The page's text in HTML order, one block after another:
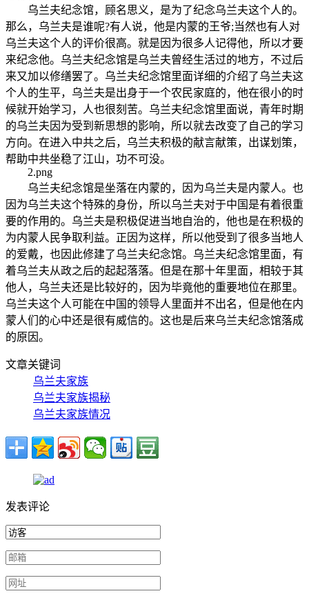
乌兰夫纪念馆，顾名思义，是为了纪念乌兰夫这个人的。
那么，乌兰夫是谁呢?有人说，他是内蒙的王爷;当然也有人对
乌兰夫这个人的评价很高。就是因为很多人记得他，所以才要
来纪念他。乌兰夫纪念馆是乌兰夫曾经生活过的地方，不过后
来又加以修缮罢了。乌兰夫纪念馆里面详细的介绍了乌兰夫这
个人的生平，乌兰夫是出身于一个农民家庭的，他在很小的时
候就开始学习，人也很刻苦。乌兰夫纪念馆里面说，青年时期
的乌兰夫因为受到新思想的影响，所以就去改变了自己的学习
方向。在进入中共之后，乌兰夫积极的献言献策，出谋划策，
帮助中共坐稳了江山，功不可没。
2.png
乌兰夫纪念馆是坐落在内蒙的，因为乌兰夫是内蒙人。也
因为乌兰夫这个特殊的身份，所以乌兰夫对于中国是有着很重
要的作用的。乌兰夫是积极促进当地自治的，他也是在积极的
为内蒙人民争取利益。正因为这样，所以他受到了很多当地人
的爱戴，也因此修建了乌兰夫纪念馆。乌兰夫纪念馆里面，有
着乌兰夫从政之后的起起落落。但是在那十年里面，相较于其
他人，乌兰夫还是比较好的，因为毕竟他的重要地位在那里。
乌兰夫这个人可能在中国的领导人里面并不出名，但是他在内
蒙人们的心中还是很有威信的。这也是后来乌兰夫纪念馆落成
的原因。
文章关键词
乌兰夫家族
乌兰夫家族揭秘
乌兰夫家族情况
发表评论